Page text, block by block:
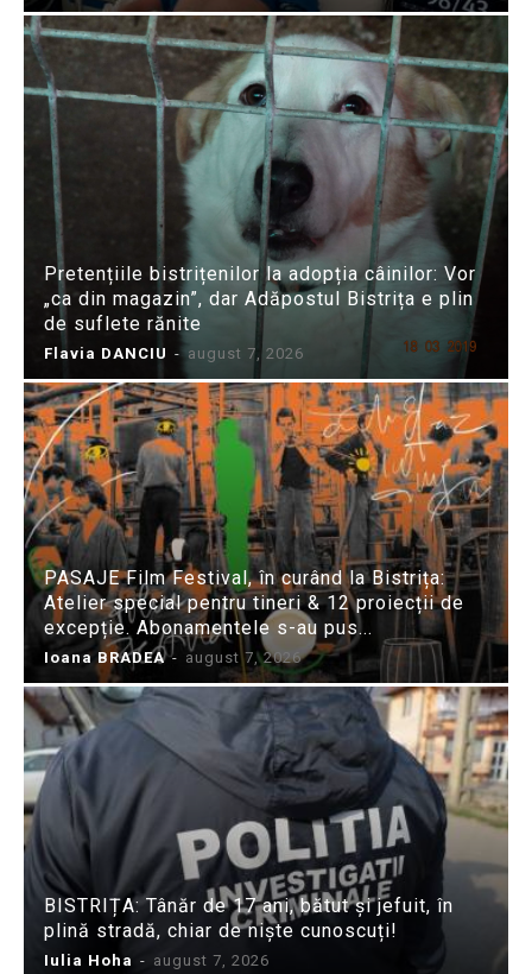
Pretențiile bistrițenilor la adopția câinilor: Vor
„ca din magazin”, dar Adăpostul Bistrița e plin
de suflete rănite
Flavia DANCIU - august 7, 2026
PASAJE Film Festival, în curând la Bistrița:
Atelier special pentru tineri & 12 proiecții de
excepție. Abonamentele s-au pus...
Ioana BRADEA - august 7, 2026
BISTRIȚA: Tânăr de 17 ani, bătut și jefuit, în
plină stradă, chiar de niște cunoscuți!
Iulia Hoha - august 7, 2026